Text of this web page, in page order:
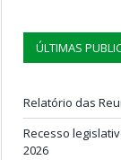
ÚLTIMAS
Relatório das
Recesso
2026